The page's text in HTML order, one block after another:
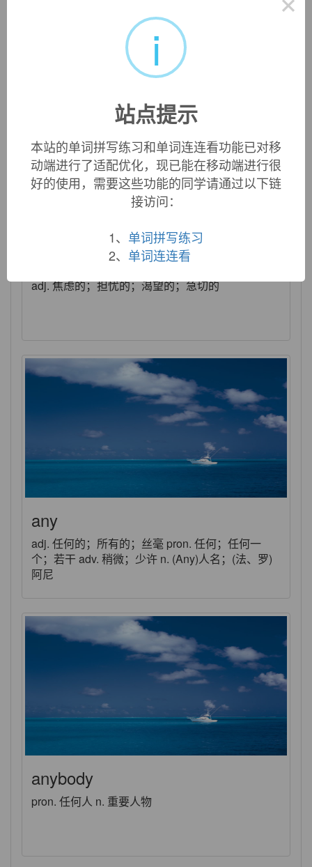
n. 焦虑；渴望；挂念；令人焦虑的事
adj. 焦虑的；担忧的；渴望的；急切的
any
adj. 任何的；所有的；丝毫 pron. 任何；任何一
个；若干 adv. 稍微；少许 n. (Any)人名；(法、罗)
阿尼
anybody
pron. 任何人 n. 重要人物
i
站点提示
本站的单词拼写练习和单词连连看功能已对移
动端进行了适配优化，现已能在移动端进行很
好的使用，需要这些功能的同学请通过以下链
接访问：
1、 单词拼写练习
2、 单词连连看